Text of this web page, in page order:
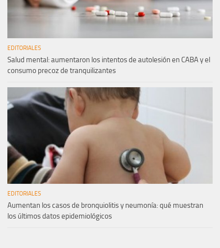
EDITORIALES
Salud mental: aumentaron los intentos de autolesión en CABA y el
consumo precoz de tranquilizantes
EDITORIALES
Aumentan los casos de bronquiolitis y neumonía: qué muestran
los últimos datos epidemiológicos